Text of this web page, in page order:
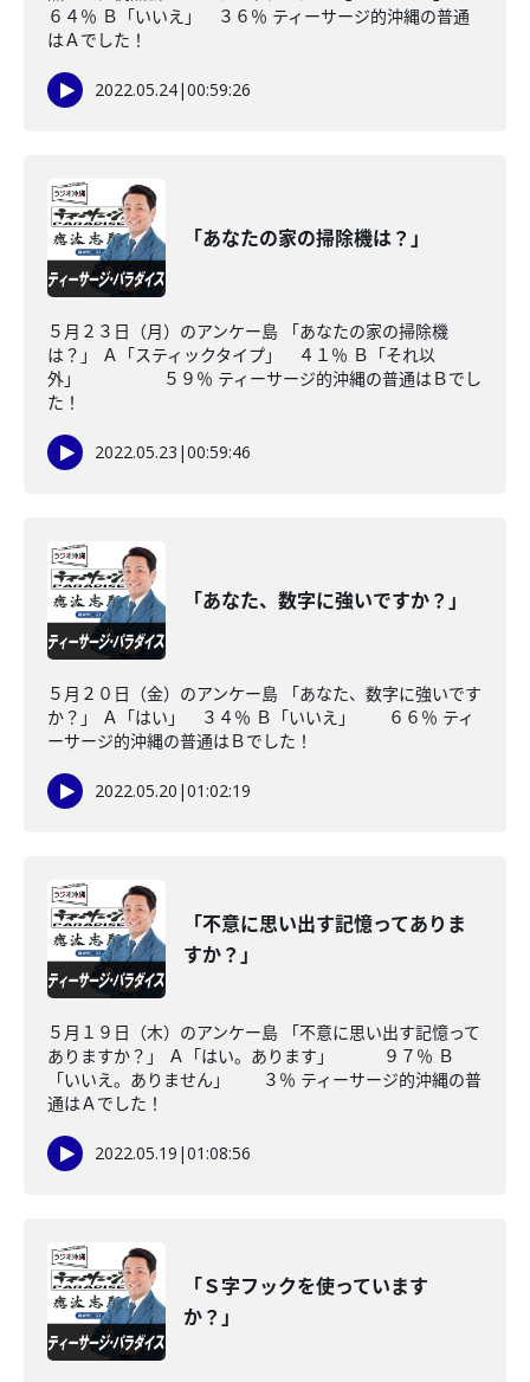
６４％ Ｂ「いいえ」 ３６％ ティーサージ的沖縄の普通
はＡでした！
2022.05.24|00:59:26
「あなたの家の掃除機は？」
５月２３日（月）のアンケー島 「あなたの家の掃除機
は？」 Ａ「スティックタイプ」 ４１％ Ｂ「それ以
外」 ５９％ ティーサージ的沖縄の普通はＢでし
た！
2022.05.23 |00:59:46
「あなた、数字に強いですか？」
５月２０日（金）のアンケー島 「あなた、数字に強いです
か？」 Ａ「はい」 ３４％ Ｂ「いいえ」 ６６％ ティ
ーサージ的沖縄の普通はＢでした！
2022.05.20 |01:02:19
「不意に思い出す記憶ってありま
すか？」
５月１９日（木）のアンケー島 「不意に思い出す記憶って
ありますか？」 Ａ「はい。あります」 ９７％ Ｂ
「いいえ。ありません」 ３％ ティーサージ的沖縄の普
通はＡでした！
2022.05.19 |01:08:56
「Ｓ字フックを使っています
か？」